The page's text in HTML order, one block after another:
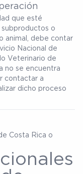
que esté
subproductos o
animal, debe contar
Nacional de
Veterinario de
no se encuentra
contactar a
dicho proceso
Costa Rica o